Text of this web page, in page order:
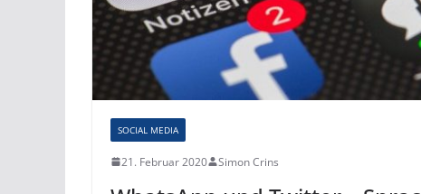
SOCIAL MEDIA
21. Februar 2020 Simon Crins